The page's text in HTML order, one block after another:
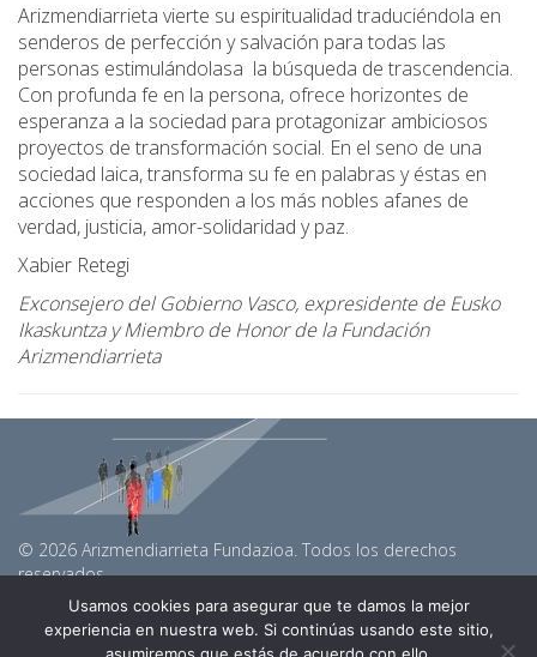
Arizmendiarrieta vierte su espiritualidad traduciéndola en
senderos de perfección y salvación para todas las
personas estimulándolasa la búsqueda de trascendencia.
Con profunda fe en la persona, ofrece horizontes de
esperanza a la sociedad para protagonizar ambiciosos
proyectos de transformación social. En el seno de una
sociedad laica, transforma su fe en palabras y éstas en
acciones que responden a los más nobles afanes de
verdad, justicia, amor-solidaridad y paz.
Xabier Retegi
Exconsejero del Gobierno Vasco, expresidente de Eusko
Ikaskuntza y Miembro de Honor de la Fundación
Arizmendiarrieta
© 2026 Arizmendiarrieta Fundazioa. Todos los derechos
reservados.
arizmendiarrietaf@gmail.com
Linkedin
Youtube
Usamos cookies para asegurar que te damos la mejor
experiencia en nuestra web. Si continúas usando este sitio,